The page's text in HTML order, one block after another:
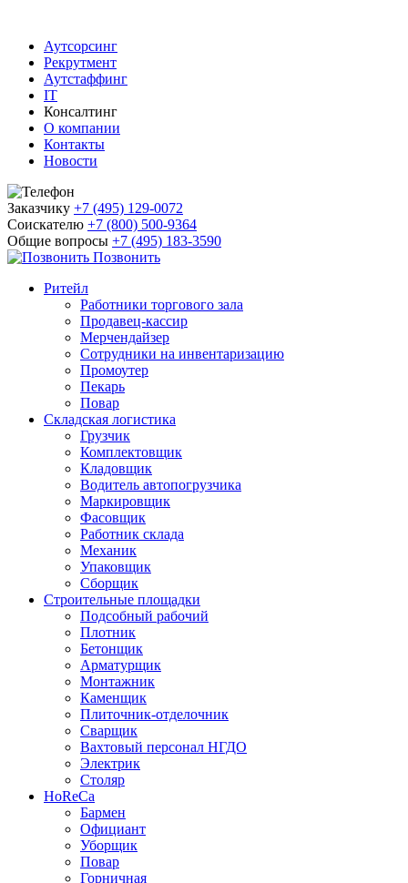
Аутсорсинг
Рекрутмент
Аутстаффинг
IT
Консалтинг
О компании
Контакты
Новости
Заказчику +7 (495) 129-0072
Соискателю +7 (800) 500-9364
Общие вопросы +7 (495) 183-3590
Позвонить
Ритейл
Работники торгового зала
Продавец-кассир
Мерчендайзер
Сотрудники на инвентаризацию
Промоутер
Пекарь
Повар
Складская логистика
Грузчик
Комплектовщик
Кладовщик
Водитель автопогрузчика
Маркировщик
Фасовщик
Работник склада
Механик
Упаковщик
Сборщик
Строительные площадки
Подсобный рабочий
Плотник
Бетонщик
Арматурщик
Монтажник
Каменщик
Плиточник-отделочник
Сварщик
Вахтовый персонал НГДО
Электрик
Столяр
HoReCa
Бармен
Официант
Уборщик
Повар
Горничная